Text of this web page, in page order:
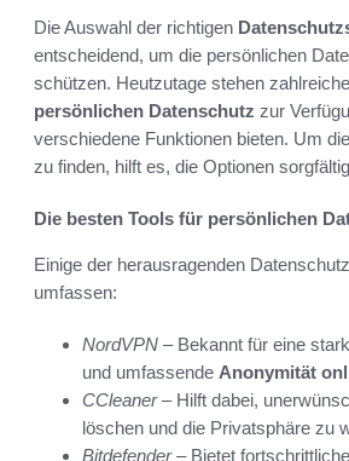
Die Auswahl der richtigen
entscheidend, um die persönlichen
schützen. Heutzutage stehen zahlreiche
persönlichen Datenschutz zur
verschiedene Funktionen bieten. Um
zu finden, hilft es, die Optionen
Die besten Tools für persönlichen
Einige der herausragenden
umfassen:
NordVPN – Bekannt für eine
und umfassende Anonymität
CCleaner– Hilft dabei,
löschen und die Privatsphäre zu
Bitdefender– Bietet